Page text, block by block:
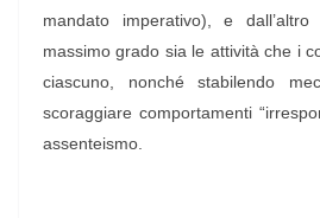
mandato imperativo), e
massimo grado sia le attività che i
ciascuno, nonché stabilendo
scoraggiare comportamenti
assenteismo.